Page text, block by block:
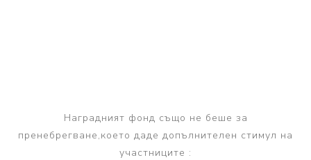
Наградният фонд също не беше за
пренебрегване,което даде допълнителен стимул на
участниците :